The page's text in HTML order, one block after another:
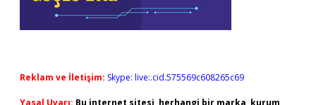
Reklam ve İletişim: Skype: live:.cid.575569c608265c69
Yasal Uyarı: Bu internet sitesi, herhangi bir marka, kurum